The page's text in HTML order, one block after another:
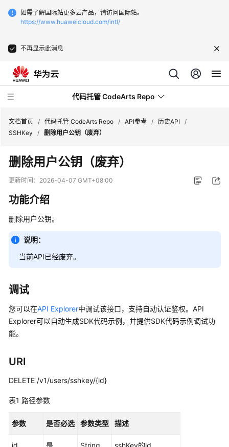
如需了解国际站更多云产品，请访问国际站。
https://www.huaweicloud.com/intl/
不再显示此消息
代码托管 CodeArts Repo
最
新
动
务
公
告
产
介
计
明
快
入
文档首页 / 代码托管 CodeArts Repo / API参考 / 历史API /
SSHKey
/ 删除用户公钥（废弃）
删除用户公钥（废弃）
更新时间： 2026-04-07 GMT+08:00
功能介绍
删除用户公钥。
说明：
当前API已经废弃。
调试
您可以在API Explorer中调试该接口，支持自动认证鉴权。API
Explorer可以自动生成SDK代码示例，并提供SDK代码示例调试功
能。
URI
DELETE /v1/users/sshkey/{id}
表1 路径参数
参数 是否必选 参数类型 描述
id 是 String sshKey的id